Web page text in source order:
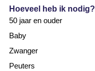
Hoeveel heb ik nodig?
50 jaar en ouder
Baby
Zwanger
Peuters